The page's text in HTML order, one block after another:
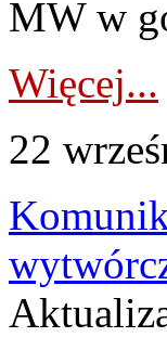
MW w
Więcej...
22